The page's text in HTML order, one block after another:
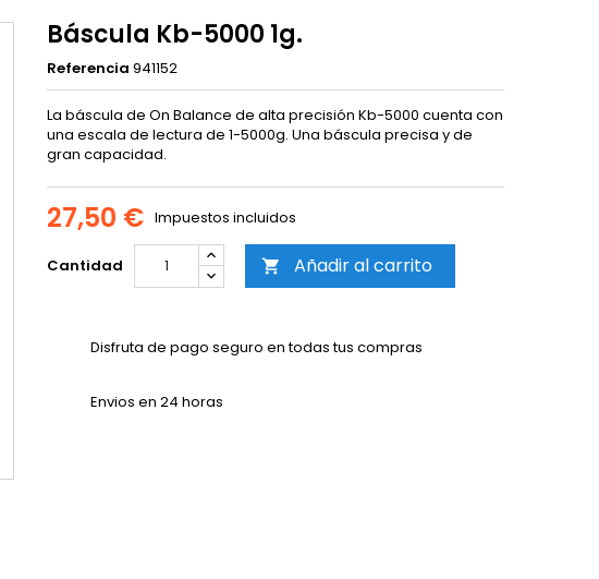
Báscula Kb-5000 1g.
Referencia 941152
La báscula de On Balance de alta precisión Kb-5000 cuenta con
una escala de lectura de 1-5000g. Una báscula precisa y de
gran capacidad.
27,50 € Impuestos incluidos
Cantidad  Añadir al carrito
Disfruta de pago seguro en todas tus compras
Envios en 24 horas